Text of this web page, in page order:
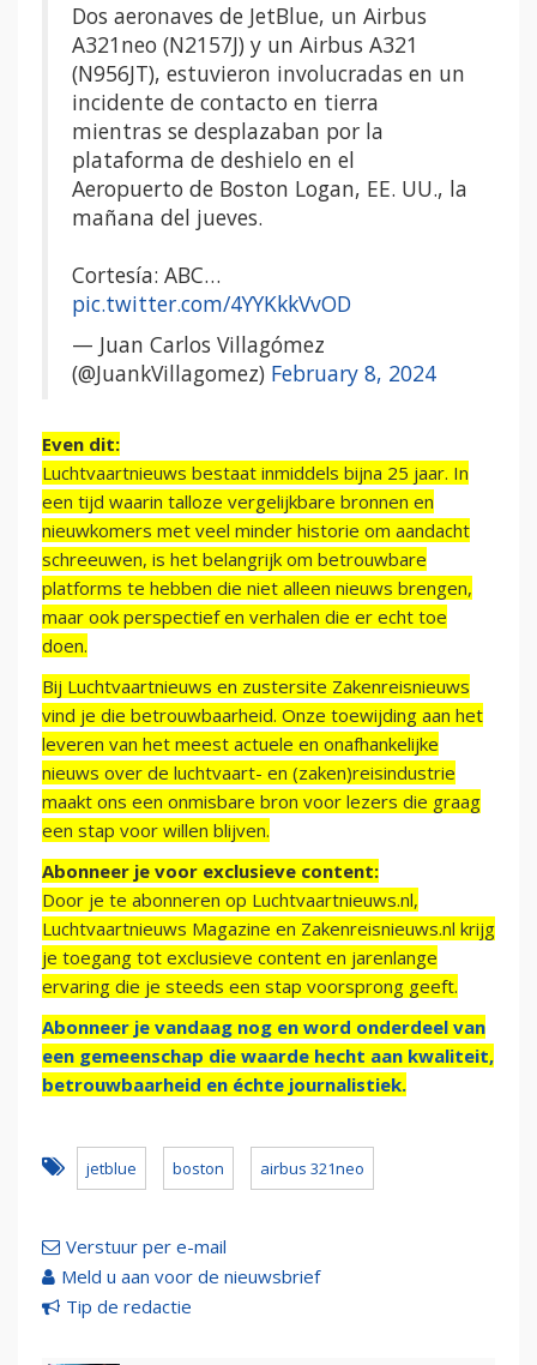
Dos aeronaves de JetBlue, un Airbus
A321neo (N2157J) y un Airbus A321
(N956JT), estuvieron involucradas en un
incidente de contacto en tierra
mientras se desplazaban por la
plataforma de deshielo en el
Aeropuerto de Boston Logan, EE. UU., la
mañana del jueves.
Cortesía: ABC…
pic.twitter.com/4YYKkkVvOD
— Juan Carlos Villagómez
(@JuankVillagomez) February 8, 2024
Even dit:
Luchtvaartnieuws bestaat inmiddels bijna 25 jaar. In
een tijd waarin talloze vergelijkbare bronnen en
nieuwkomers met veel minder historie om aandacht
schreeuwen, is het belangrijk om betrouwbare
platforms te hebben die niet alleen nieuws brengen,
maar ook perspectief en verhalen die er echt toe
doen.
Bij Luchtvaartnieuws en zustersite Zakenreisnieuws
vind je die betrouwbaarheid. Onze toewijding aan het
leveren van het meest actuele en onafhankelijke
nieuws over de luchtvaart- en (zaken)reisindustrie
maakt ons een onmisbare bron voor lezers die graag
een stap voor willen blijven.
Abonneer je voor exclusieve content:
Door je te abonneren op Luchtvaartnieuws.nl,
Luchtvaartnieuws Magazine en Zakenreisnieuws.nl krijg
je toegang tot exclusieve content en jarenlange
ervaring die je steeds een stap voorsprong geeft.
Abonneer je vandaag nog en word onderdeel van
een gemeenschap die waarde hecht aan kwaliteit,
betrouwbaarheid en échte journalistiek.
jetblue boston airbus 321neo
Verstuur per e-mail
Meld u aan voor de nieuwsbrief
Tip de redactie